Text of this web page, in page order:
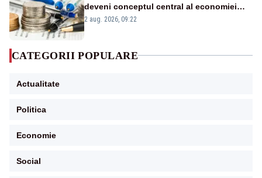
deveni conceptul central al economiei
viitoare?
2 aug. 2026, 09:22
CATEGORII POPULARE
Actualitate
Politica
Economie
Social